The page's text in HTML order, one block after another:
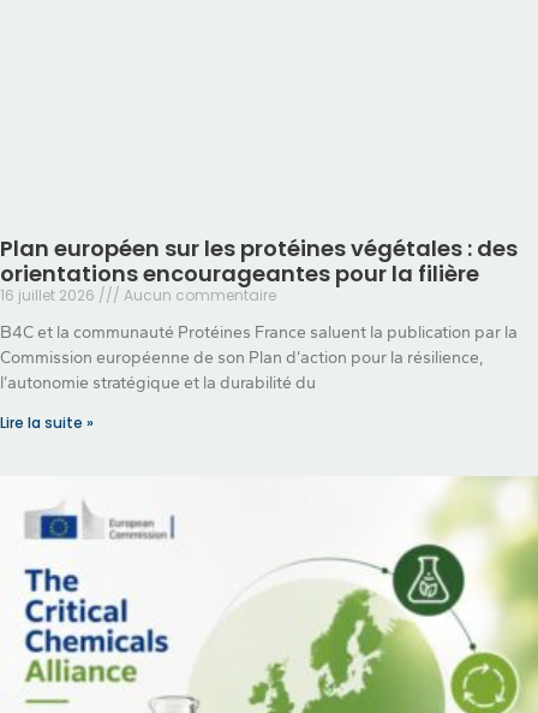
Plan européen sur les protéines végétales : des
orientations encourageantes pour la filière
16 juillet 2026
Aucun commentaire
B4C et la communauté Protéines France saluent la publication par la
Commission européenne de son Plan d’action pour la résilience,
l’autonomie stratégique et la durabilité du
Lire la suite »